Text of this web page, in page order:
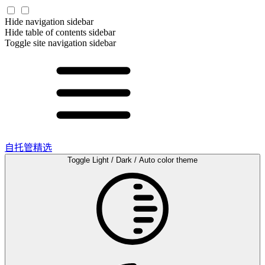
Hide navigation sidebar
Hide table of contents sidebar
Toggle site navigation sidebar
自托管精选
Toggle Light / Dark / Auto color theme